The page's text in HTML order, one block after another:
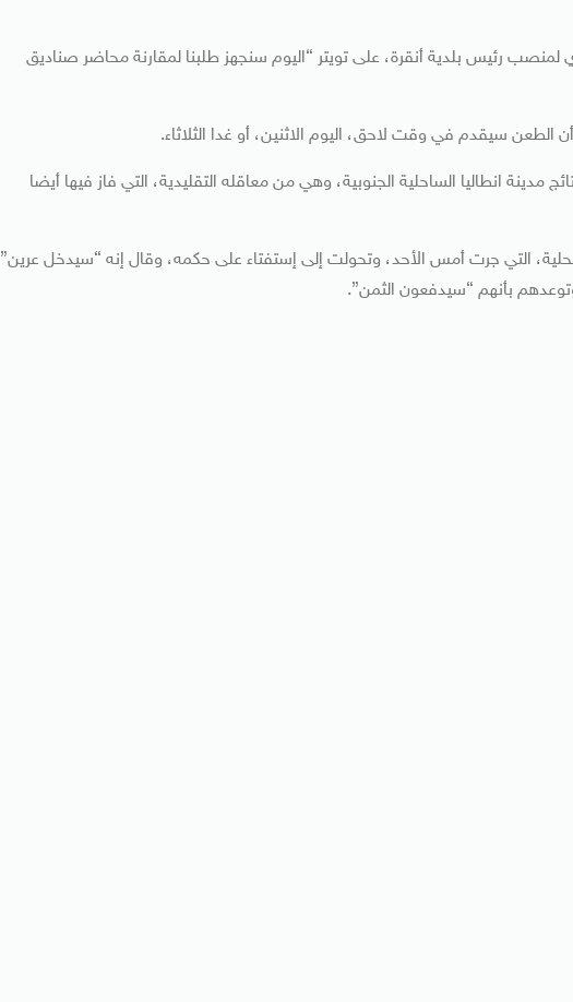
رئيس بلدية أنقرة، على تويتر “اليوم سنجهز طلبنا لمقارنة محاضر صناديق
سيقدم في وقت لاحق، اليوم الاثنين، أو غدا الثلاثاء.
انطاليا الساحلية الجنوبية، وهي من معاقله التقليدية، التي فاز فيها أيضا
التي جرت أمس الأحد، وتحولت إلى إستفتاء على حكمه، وقال إنه “سيدخل عرين”
وتوعدهم بأنهم “سيدفعون الثمن”.